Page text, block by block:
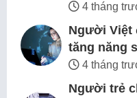
4 tháng
Người Việt
tăng năng
4 tháng
Người trẻ